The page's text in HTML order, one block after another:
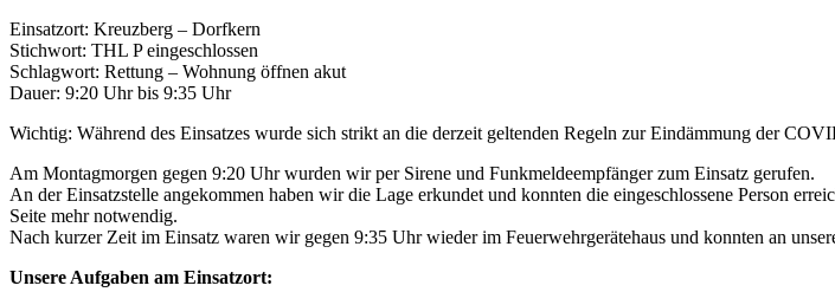
Einsatzort: Kreuzberg – Dorfkern
Stichwort: THL P eingeschlossen
Schlagwort: Rettung – Wohnung öffnen akut
Dauer: 9:20 Uhr bis 9:35 Uhr
Wichtig: Während des Einsatzes wurde sich strikt an die derzeit geltenden Regeln zur Eindämmung der
Am Montagmorgen gegen 9:20 Uhr wurden wir per Sirene und Funkmeldeempfänger zum Einsatz gerufen.
An der Einsatzstelle angekommen haben wir die Lage erkundet und konnten die eingeschlossene Person
Seite mehr notwendig.
Nach kurzer Zeit im Einsatz waren wir gegen 9:35 Uhr wieder im Feuerwehrgerätehaus und konnten an
Unsere Aufgaben am Einsatzort: